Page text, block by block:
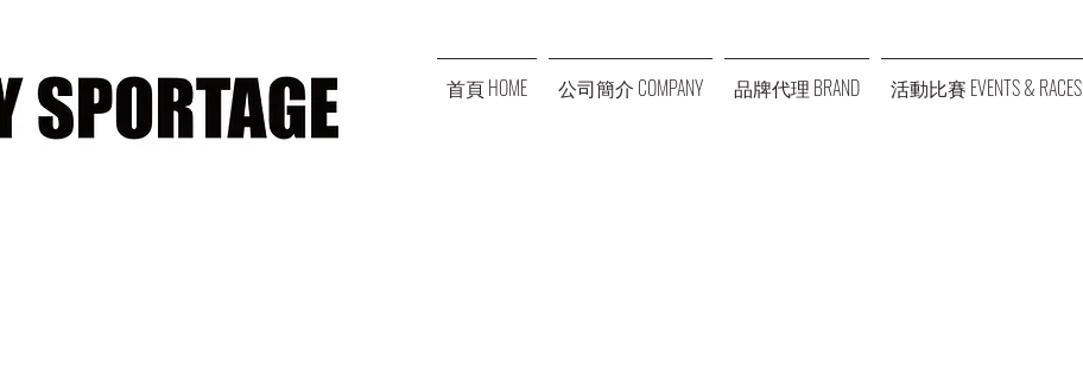
首頁 HOME 公司簡介 COMPANY 品牌代理 BRAND 活動比賽 EVENTS & RACES